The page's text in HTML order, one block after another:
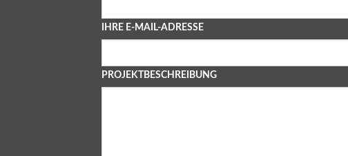
IHRE E-MAIL-ADRESSE
PROJEKTBESCHREIBUNG